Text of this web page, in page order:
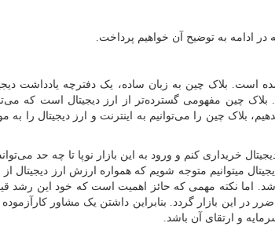
در ادامه به توضیح آن خواهیم پرداخت.
است. بلاک چین به زبان ساده، یک دفترچه یادداشت
چین مفهومی گسترده‌تر از ارز دیجیتال است که
بلاک چین را می‌توانیم به اینترنت و ارز دیجیتال را به
خریداری کنم و ورود به این بازار نوپا تا چه حد
میتوانیم متوجه شویم که همواره ارزش ارز دیجیتال از
اما نکته مهمی ‌که حائز اهمیت است که خود این رشد
در این بازار گردد. بنابراین داشتن یک مشاور کارآزموده
و ارتقای آن باشد.